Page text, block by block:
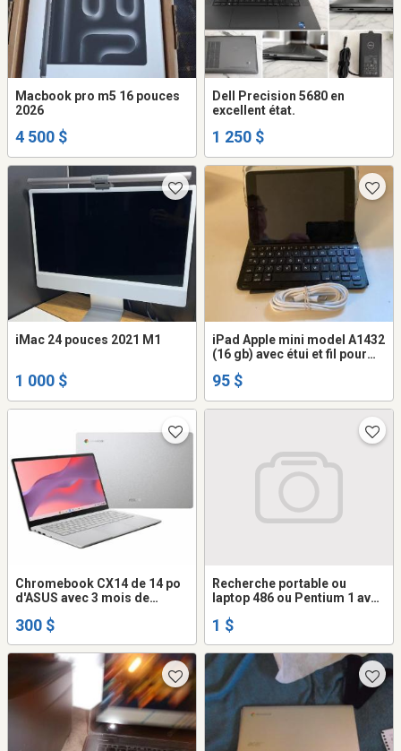
Macbook pro m5 16 pouces
2026
4 500 $
Dell Precision 5680 en
excellent état.
1 250 $
iMac 24 pouces 2021 M1
1 000 $
iPad Apple mini model A1432
(16 gb) avec étui et fil pour
retraité.
95 $
Chromebook CX14 de 14 po
d'ASUS avec 3 mois de
(Celeron N4500 d'Intel/RAM 4
Go/eMMC 64 Go/ChromeOS)
300 $
Recherche portable ou
laptop 486 ou Pentium 1 avec
1 $